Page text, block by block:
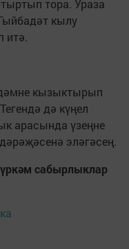
тора. Ураза
кылу
итә.
кызыктырып
дә күңел
арасында үзеңне
эләгәсең.
сабырлыклар